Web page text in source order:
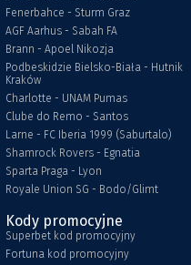
Fenerbahce - Sturm Graz
AGF Aarhus - Sabah FA
Brann - Apoel Nikozja
Podbeskidzie Bielsko-Biała - Hutnik
Kraków
Charlotte - UNAM Pumas
Clube do Remo - Santos
Larne - FC Iberia 1999 (Saburtalo)
Shamrock Rovers - Egnatia
Sparta Praga - Lyon
Royale Union SG - Bodo/Glimt
Kody promocyjne
Superbet kod promocyjny
Fortuna kod promocyjny